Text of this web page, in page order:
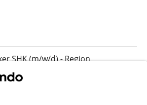
SHK (m/w/d) - Region